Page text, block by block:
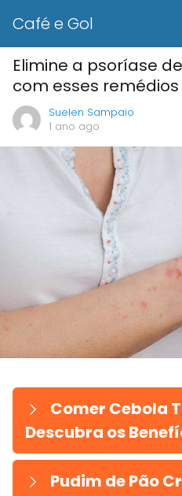
Café e Gol
Elimine a psoríase
com esses
Suelen Sampaio
1 ano ago
Comer Cebola
Descubra os
Pudim de Pão